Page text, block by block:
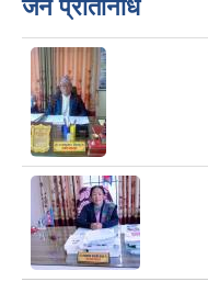
जन प्रतिनिधि